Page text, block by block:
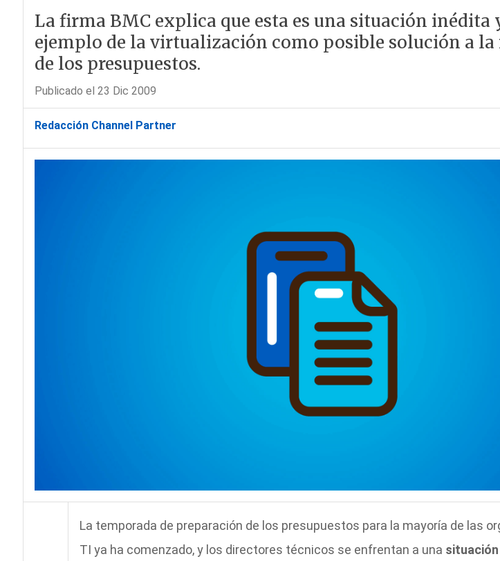
La firma BMC explica que esta es una situación inédita
ejemplo de la virtualización como posible solución a la
de los presupuestos.
Publicado el 23 Dic 2009
Redacción Channel Partner
La temporada de preparación de los presupuestos para la mayoría de las
TI ya ha comenzado, y los directores técnicos se enfrentan a una